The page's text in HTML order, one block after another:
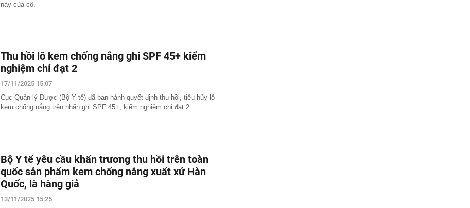
này của cô.
Thu hồi lô kem chống nắng ghi SPF 45+ kiểm
nghiệm chỉ đạt 2
17/11/2025 15:07
Cục Quản lý Dược (Bộ Y tế) đã ban hành quyết định thu hồi, tiêu hủy lô
kem chống nắng trên nhãn ghi SPF 45+, kiểm nghiệm chỉ đạt 2.
Bộ Y tế yêu cầu khẩn trương thu hồi trên toàn
quốc sản phẩm kem chống nắng xuất xứ Hàn
Quốc, là hàng giả
13/11/2025 15:25